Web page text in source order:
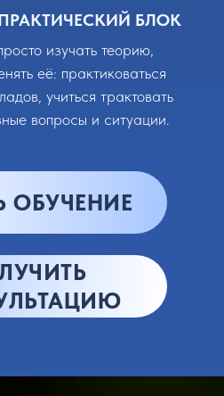
БЛОК
изучать теорию,
её: практиковаться
учиться трактовать
вопросы и ситуации.
ОБУЧЕНИЕ